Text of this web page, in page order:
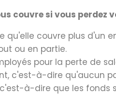
couvre si vous perdez
qu'elle couvre plus d'un
ou en partie.
pour la perte de
c'est-à-dire qu'aucun
à-dire que les